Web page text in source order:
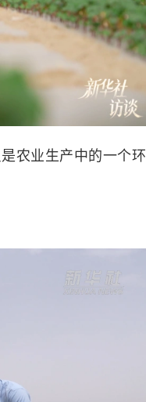
农业生产中的一个环